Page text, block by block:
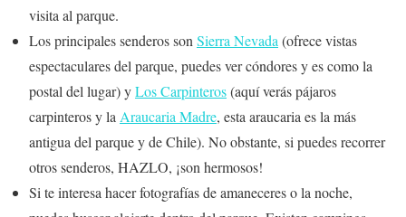
visita al parque.
Los principales senderos son Sierra Nevada (ofrece vistas
espectaculares del parque, puedes ver cóndores y es como la
postal del lugar) yLos Carpinteros(aquí verás pájaros
carpinteros y la Araucaria Madre, esta araucaria es la más
antigua del parque y de Chile). No obstante, si puedes recorrer
otros senderos, HAZLO, ¡son hermosos!
Si te interesa hacer fotografías de amaneceres o la noche,